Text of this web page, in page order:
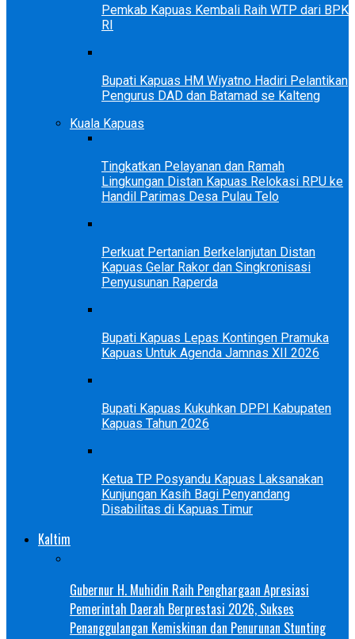
Pemkab Kapuas Kembali Raih WTP dari BPK
RI
Bupati Kapuas HM Wiyatno Hadiri Pelantikan
Pengurus DAD dan Batamad se Kalteng
Kuala Kapuas
Tingkatkan Pelayanan dan Ramah
Lingkungan Distan Kapuas Relokasi RPU ke
Handil Parimas Desa Pulau Telo
Perkuat Pertanian Berkelanjutan Distan
Kapuas Gelar Rakor dan Singkronisasi
Penyusunan Raperda
Bupati Kapuas Lepas Kontingen Pramuka
Kapuas Untuk Agenda Jamnas XII 2026
Bupati Kapuas Kukuhkan DPPI Kabupaten
Kapuas Tahun 2026
Ketua TP Posyandu Kapuas Laksanakan
Kunjungan Kasih Bagi Penyandang
Disabilitas di Kapuas Timur
Kaltim
Gubernur H. Muhidin Raih Penghargaan Apresiasi
Pemerintah Daerah Berprestasi 2026, Sukses
Penanggulangan Kemiskinan dan Penurunan Stunting